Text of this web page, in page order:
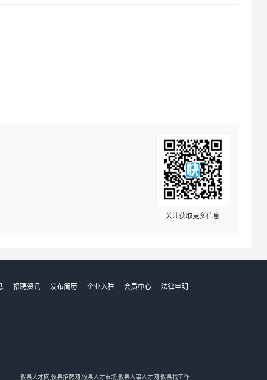
关注获取更多信息
招聘资讯 发布简历 企业入驻 会员中心
法律申明
攸县人才网,攸县招聘网,攸县人才市场,攸县人事人才网,攸县找工作